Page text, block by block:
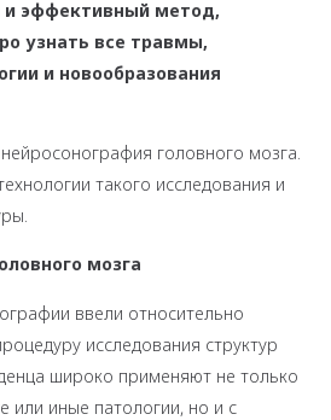
и эффективный метод,
узнать все травмы,
и новообразования
головного мозга.
такого исследования и
мозга
ввели относительно
исследования структур
широко применяют не только
или иные патологии, но и с